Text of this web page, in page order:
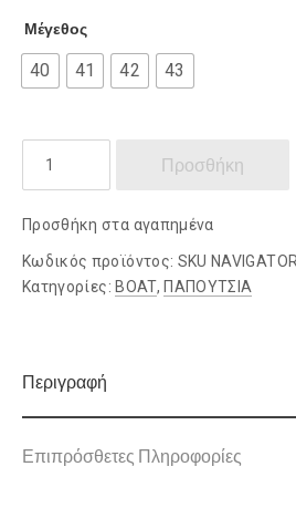
Μέγεθος
40 41 42 43
SHOES
Προσθήκη
Προσθήκη στα αγαπημένα
Κωδικός προϊόντος: SKU
Κατηγορίες: BOAT, ΠΑΠΟΥΤΣΙΑ
Περιγραφή
Επιπρόσθετες Πληροφορίες